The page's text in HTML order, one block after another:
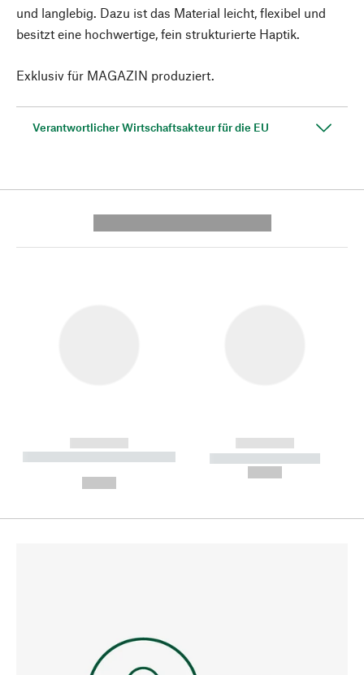
und langlebig. Dazu ist das Material leicht, flexibel und
besitzt eine hochwertige, fein strukturierte Haptik.
Exklusiv für MAGAZIN produziert.
Verantwortlicher Wirtschaftsakteur für die EU
------------
----------- ----------- --------
------------
----------- -----------